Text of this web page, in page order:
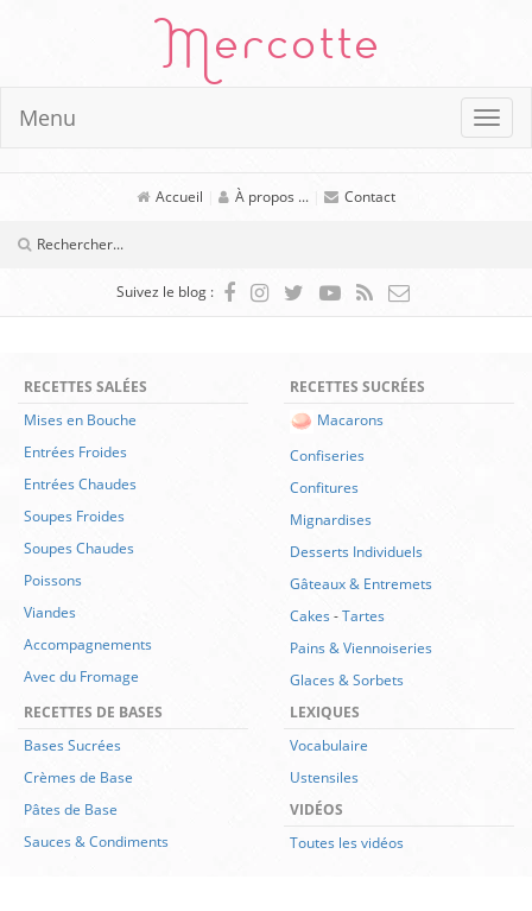
Mercotte
Menu
Accueil À propos ... Contact
Suivez le blog :
RECETTES SALÉES
Mises en Bouche
Entrées Froides
Entrées Chaudes
Soupes Froides
Soupes Chaudes
Poissons
Viandes
Accompagnements
Avec du Fromage
RECETTES SUCRÉES
Macarons
Confiseries
Confitures
Mignardises
Desserts Individuels
Gâteaux & Entremets
Cakes-Tartes
Pains & Viennoiseries
Glaces & Sorbets
RECETTES DE BASES
Bases Sucrées
Crèmes de Base
Pâtes de Base
Sauces & Condiments
LEXIQUES
Vocabulaire
Ustensiles
VIDÉOS
Toutes les vidéos